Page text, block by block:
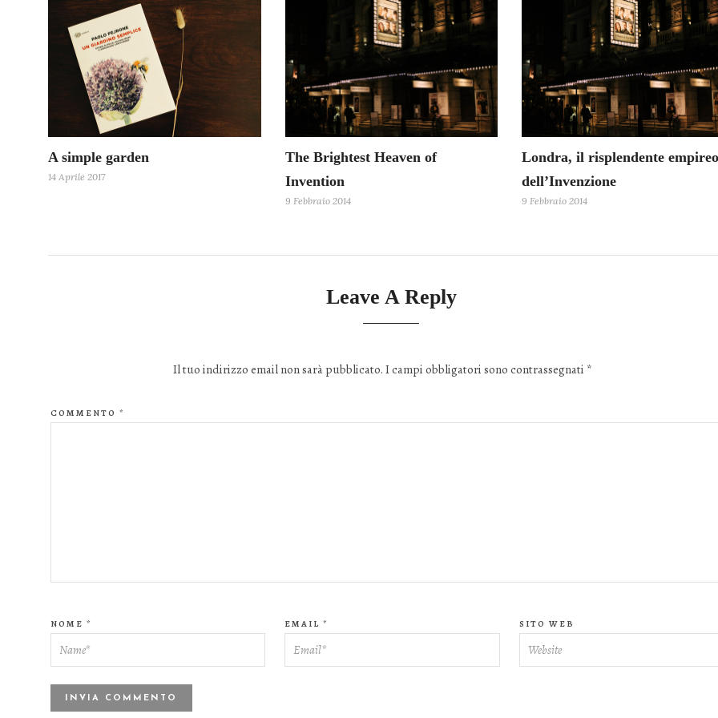
A simple garden
14 Aprile 2017
The Brightest Heaven of
Invention
9 Febbraio 2014
Londra, il risplendente
dell’Invenzione
9 Febbraio 2014
Leave A Reply
Il tuo indirizzo email non sarà pubblicato. I campi obbligatori sono contrassegnati *
COMMENTO *
NOME * EMAIL* SITO WEB